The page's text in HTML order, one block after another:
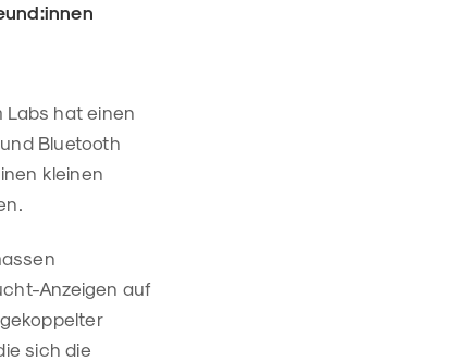
Labs hat einen
Bluetooth
kleinen
Anzeigen auf
sich die